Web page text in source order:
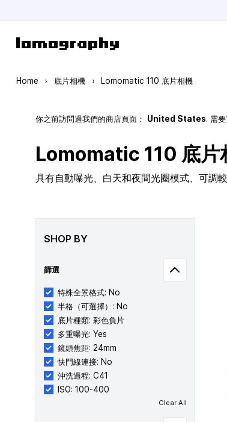
Home › 底片相機 › Lomomatic 110 底片相機
你之前訪問過我們的商店頁面： United States. 需
Lomomatic 110 底片
具有自動曝光、白天和夜間光圈模式、可調
SHOP BY
篩選
特殊全景格式: No
半格（可選擇）: No
底片種類: 彩色負片
多重曝光: Yes
鏡頭焦距: 24mm
快門線連接: No
沖洗過程: C41
ISO: 100-400
Clear All